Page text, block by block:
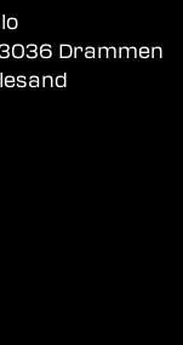
Drammen